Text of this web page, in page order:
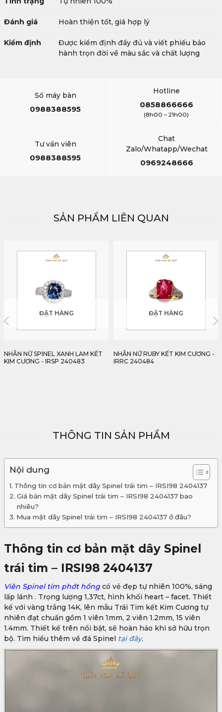
Đánh giá Hoàn thiện tốt, giá hợp lý
Kiểm định
Được kiểm định đầy đủ và viết phiếu bảo
hành trọn đời về màu sắc và chất lượng
Số máy bàn
0988388595
Hotline
0858866666
(8h00 – 21h00)
Tư vấn viên
0988388595
Chat
Zalo/Whatapp/Wechat
0969248666
SẢN PHẨM LIÊN QUAN
ĐẶT HÀNG
NHẪN NỮ RUBY KẾT KIM CƯƠNG -
IRRC 240484
ĐẶT HÀNG
NHẪN NỮ BERYL VÀNG MẪU
BÔNG CÚC - IRBR05 238700
THÔNG TIN SẢN PHẨM
Nội dung
Thông tin cơ bản mặt dây Spinel trái tim – IRSI98 2404137
Giá bán mặt dây Spinel trái tim – IRSI98 2404137 bao
nhiêu?
Mua mặt dây Spinel trái tim – IRSI98 2404137 ở đâu?
Thông tin cơ bản mặt dây Spinel
trái tim – IRSI98 2404137
Viên Spinel tím phớt hồng có vẻ đẹp tự nhiên 100%, sáng
lấp lánh . Trọng lượng 1,37ct, hình khối heart – facet. Thiết
kế với vàng trắng 14K, lên mẫu Trái Tim kết Kim Cương tự
nhiên đạt chuẩn gồm 1 viên 1mm, 2 viên 1.2mm, 15 viên
1.4mm. Thiết kế trên nổi bật, sẽ hoàn hảo khi sở hữu trọn
bộ. Tìm hiểu thêm về đá Spinel tại đây.